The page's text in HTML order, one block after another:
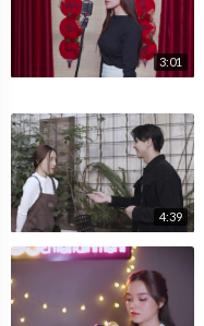
3:01
4:39